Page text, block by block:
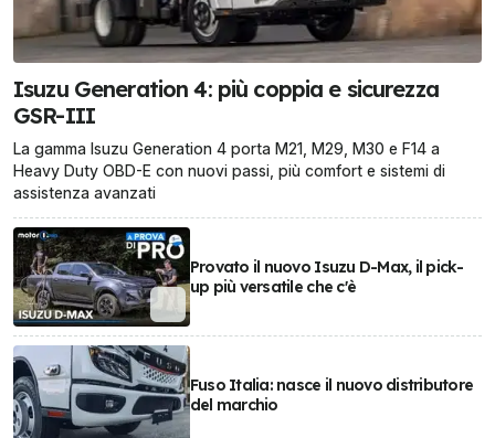
Isuzu Generation 4: più coppia e sicurezza
GSR-III
La gamma Isuzu Generation 4 porta M21, M29, M30 e F14 a
Heavy Duty OBD-E con nuovi passi, più comfort e sistemi di
assistenza avanzati
Provato il nuovo Isuzu D-Max, il pick-
up più versatile che c'è
Fuso Italia: nasce il nuovo distributore
del marchio